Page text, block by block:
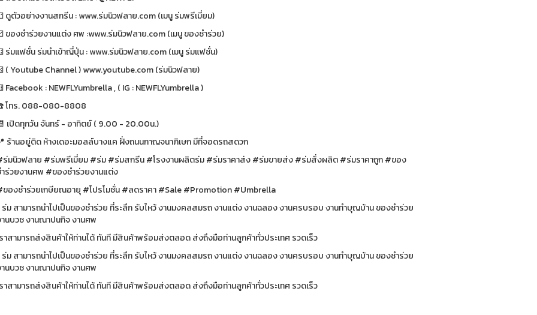
ดูตัวอย่างงานสกรีน : www.ร่มนิวฟลาย.com (เมนู ร่มพรีเมี่ยม)
ของชำร่วยงานแต่ง ศพ :www.ร่มนิวฟลาย.com (เมนู ของชำร่วย)
ร่มแฟชั่น ร่มนำเข้าญี่ปุ่น : www.ร่มนิวฟลาย.com (เมนู ร่มแฟชั่น)
( Youtube Channel ) www.youtube.com (ร่มนิวฟลาย)
Facebook : NEWFLYumbrella , ( IG : NEWFLYumbrella )
โทร. 088-080-8808
เปิดทุกวัน จันทร์ - อาทิตย์ ( 9.00 - 20.00น.)
ร้านอยู่ติด ห้างเดอะมอลล์บางแค ฝั่งถนนกาญจนาภิเษก มีที่จอดรถสดวก
มนิวฟลาย #ร่มพรีเมี่ยม #ร่ม #ร่มสกรีน #โรงงานผลิตร่ม #ร่มราคาส่ง #ร่มขายส่ง #ร่มสั่งผลิต #ร่มราคาถูก #ของ
ร่วยงานศพ #ของชำร่วยงานแต่ง
ของชำร่วยเกษียณอายุ #โปรโมชั่น #ลดราคา #Sale #Promotion #Umbrella
ม สามารถนำไปเป็นของชำร่วย ที่ระลึก รับไหว้ งานมงคลสมรถ งานแต่ง งานฉลอง งานครบรอบ งานทำบุญบ้าน ของชำร่วย
นบวช งานณาปนกิจ งานศพ
าสามารถส่งสินค้าให้ท่านได้ ทันที มีสินค้าพร้อมส่งตลอด ส่งถึงมือท่านลูกค้าทั่วประเทศ รวดเร็ว
ม สามารถนำไปเป็นของชำร่วย ที่ระลึก รับไหว้ งานมงคลสมรถ งานแต่ง งานฉลอง งานครบรอบ งานทำบุญบ้าน ของชำร่วย
นบวช งานณาปนกิจ งานศพ
าสามารถส่งสินค้าให้ท่านได้ ทันที มีสินค้าพร้อมส่งตลอด ส่งถึงมือท่านลูกค้าทั่วประเทศ รวดเร็ว